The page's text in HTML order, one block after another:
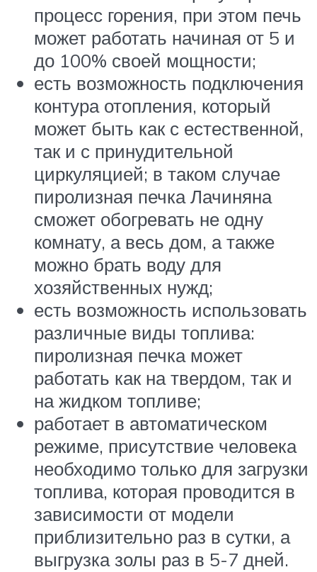
процесс горения, при этом печь
может работать начиная от 5 и
до 100% своей мощности;
есть возможность подключения
контура отопления, который
может быть как с естественной,
так и с принудительной
циркуляцией; в таком случае
пиролизная печка Лачиняна
сможет обогревать не одну
комнату, а весь дом, а также
можно брать воду для
хозяйственных нужд;
есть возможность использовать
различные виды топлива:
пиролизная печка может
работать как на твердом, так и
на жидком топливе;
работает в автоматическом
режиме, присутствие человека
необходимо только для загрузки
топлива, которая проводится в
зависимости от модели
приблизительно раз в сутки, а
выгрузка золы раз в 5-7 дней.